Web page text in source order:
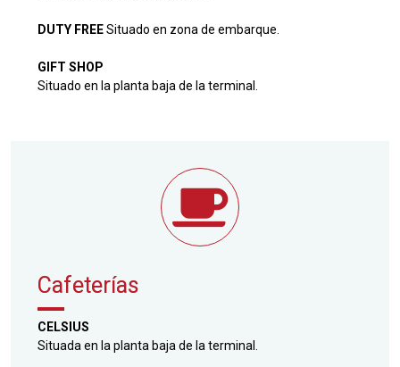
DUTY FREESituado en zona de embarque.
GIFT SHOP
Situado en la planta baja de la terminal.
Cafeterías
CELSIUS
Situada en la planta baja de la terminal.